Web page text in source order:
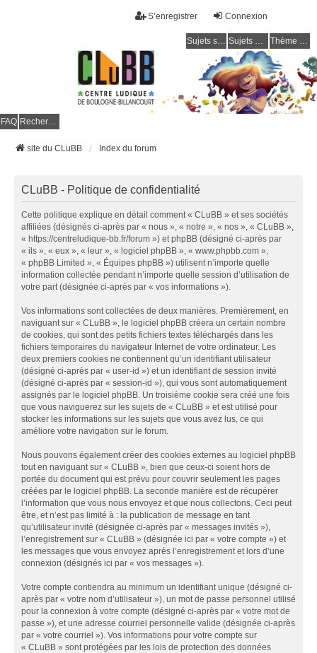
Connexion
S’enregistrer
Sujets sans réponse Sujets actifs Thème clair / foncé
FAQ Rechercher
site du CLuBB Index du forum
CLuBB - Politique de confidentialité
Cette politique explique en détail comment « CLuBB » et ses sociétés
affiliées (désignés ci-après par « nous », « notre », « nos », « CLuBB »,
« https://centreludique-bb.fr/forum ») et phpBB (désigné ci-après par
« ils », « eux », « leur », « logiciel phpBB », « www.phpbb.com »,
« phpBB Limited », « Équipes phpBB ») utilisent n’importe quelle
information collectée pendant n’importe quelle session d’utilisation de
votre part (désignée ci-après par « vos informations »).
Vos informations sont collectées de deux manières. Premièrement, en
naviguant sur « CLuBB », le logiciel phpBB créera un certain nombre
de cookies, qui sont des petits fichiers textes téléchargés dans les
fichiers temporaires du navigateur Internet de votre ordinateur. Les
deux premiers cookies ne contiennent qu’un identifiant utilisateur
(désigné ci-après par « user-id ») et un identifiant de session invité
(désigné ci-après par « session-id »), qui vous sont automatiquement
assignés par le logiciel phpBB. Un troisième cookie sera créé une fois
que vous naviguerez sur les sujets de « CLuBB » et est utilisé pour
stocker les informations sur les sujets que vous avez lus, ce qui
améliore votre navigation sur le forum.
Nous pouvons également créer des cookies externes au logiciel phpBB
tout en naviguant sur « CLuBB », bien que ceux-ci soient hors de
portée du document qui est prévu pour couvrir seulement les pages
créées par le logiciel phpBB. La seconde manière est de récupérer
l’information que vous nous envoyez et que nous collectons. Ceci peut
être, et n’est pas limité à : la publication de message en tant
qu’utilisateur invité (désignée ci-après par « messages invités »),
l’enregistrement sur « CLuBB » (désignée ici par « votre compte ») et
les messages que vous envoyez après l’enregistrement et lors d’une
connexion (désignés ici par « vos messages »).
Votre compte contiendra au minimum un identifiant unique (désigné ci-
après par « votre nom d’utilisateur »), un mot de passe personnel utilisé
pour la connexion à votre compte (désigné ci-après par « votre mot de
passe »), et une adresse courriel personnelle valide (désignée ci-après
par « votre courriel »). Vos informations pour votre compte sur
« CLuBB » sont protégées par les lois de protection des données